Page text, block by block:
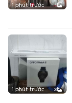
1 phút trước 1
1 phút trước 3